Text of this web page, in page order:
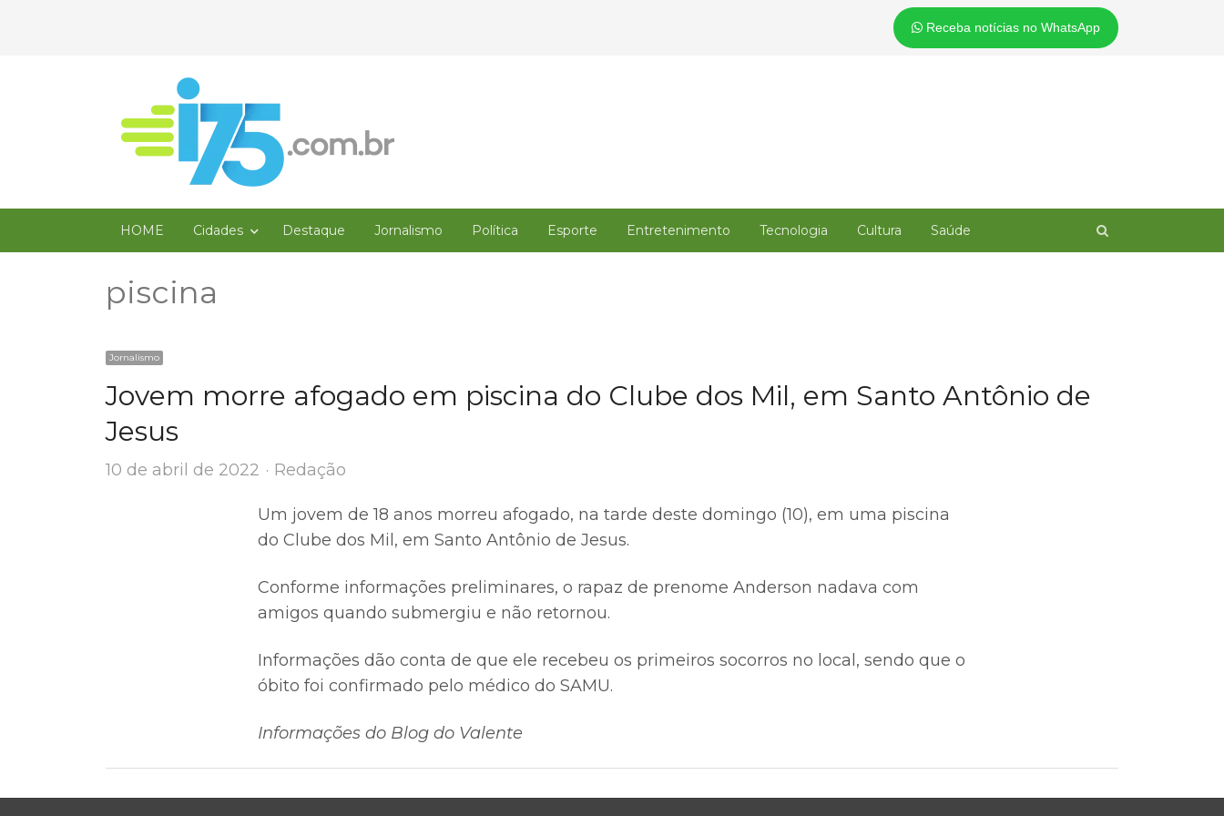
Receba notícias no WhatsApp
HOME Cidades Destaque Jornalismo Política Esporte Entretenimento Tecnologia Cultura Saúde
piscina
Jornalismo
Jovem morre afogado em piscina do Clube dos Mil, em Santo Antônio de
Jesus
10 de abril de 2022 Author
Redação
Um jovem de 18 anos morreu afogado, na tarde deste domingo (10), em uma piscina
do Clube dos Mil, em Santo Antônio de Jesus.
Conforme informações preliminares, o rapaz de prenome Anderson nadava com
amigos quando submergiu e não retornou.
Informações dão conta de que ele recebeu os primeiros socorros no local, sendo que o
óbito foi confirmado pelo médico do SAMU.
Informações do Blog do Valente